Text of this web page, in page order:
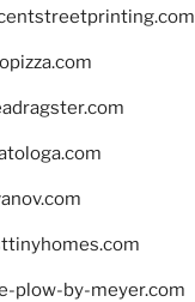
plow-by-meyer.com